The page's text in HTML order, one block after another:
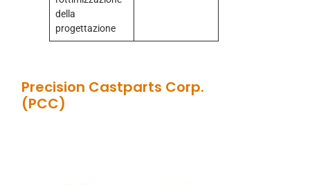
della
progettazione
Precision Castparts Corp.
(PCC)